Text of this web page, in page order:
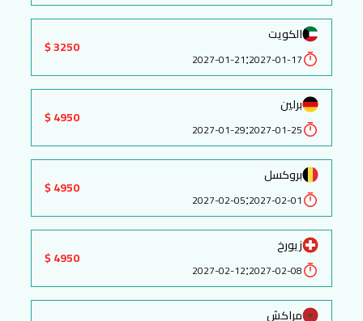
الكويت
2027-01-17
:
2027-01-21
3250 $
برلين
2027-01-25
:
2027-01-29
4950 $
بروكسل
2027-02-01
:
2027-02-05
4950 $
زيورخ
2027-02-08
:
2027-02-12
4950 $
مراكش